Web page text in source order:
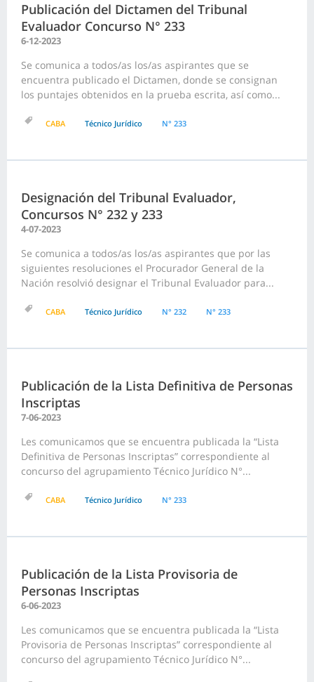
Publicación del Dictamen del Tribunal
Evaluador Concurso N° 233
6-12-2023
Se comunica a todos/as los/as aspirantes que se
encuentra publicado el Dictamen, donde se consignan
los puntajes obtenidos en la prueba escrita, así como...
CABA Técnico Jurídico N° 233
Designación del Tribunal Evaluador,
Concursos N° 232 y 233
4-07-2023
Se comunica a todos/as los/as aspirantes que por las
siguientes resoluciones el Procurador General de la
Nación resolvió designar el Tribunal Evaluador para...
CABA Técnico Jurídico N° 232 N° 233
Publicación de la Lista Definitiva de Personas
Inscriptas
7-06-2023
Les comunicamos que se encuentra publicada la “Lista
Definitiva de Personas Inscriptas” correspondiente al
concurso del agrupamiento Técnico Jurídico N°...
CABA Técnico Jurídico N° 233
Publicación de la Lista Provisoria de
Personas Inscriptas
6-06-2023
Les comunicamos que se encuentra publicada la “Lista
Provisoria de Personas Inscriptas” correspondiente al
concurso del agrupamiento Técnico Jurídico N°...